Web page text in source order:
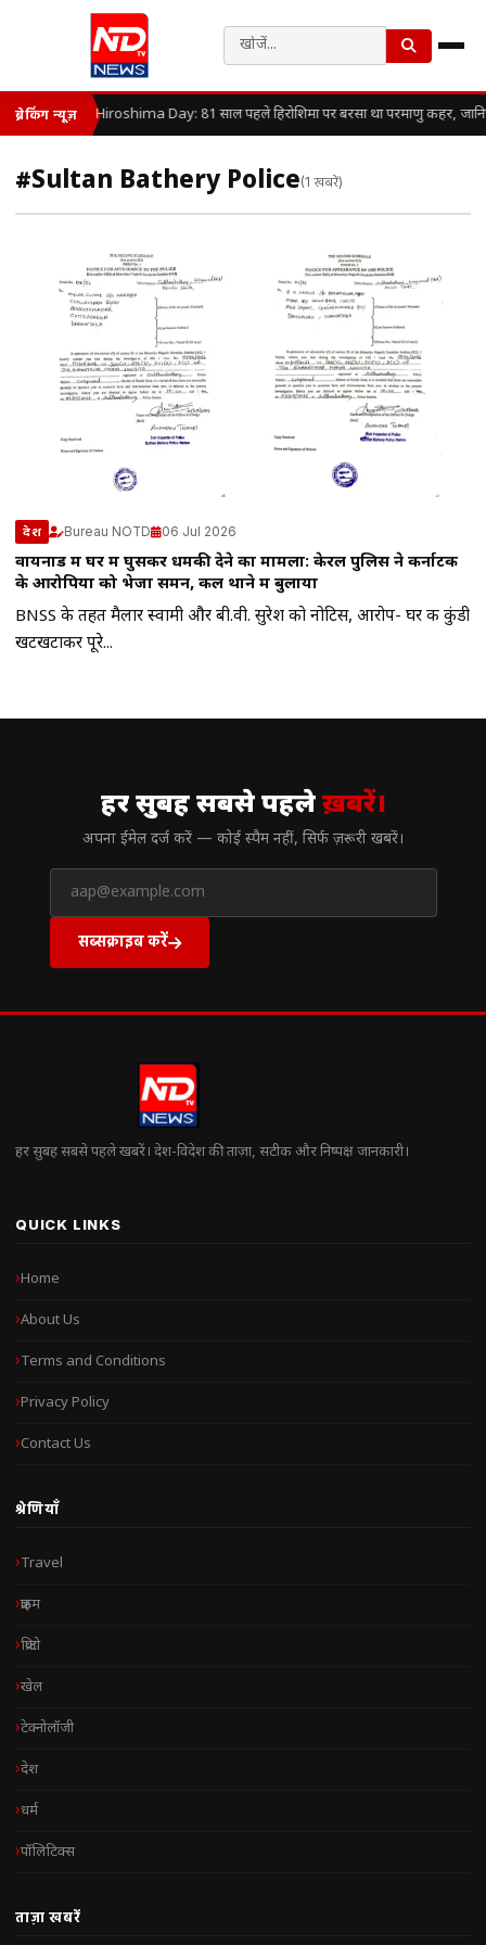
ब्रेकिंग न्यूज़ Hiroshima Day: 81 साल पहले हिरोशिमा पर बरसा था परमाणु कहर,
#Sultan Bathery Police(1 खबरें)
देश Bureau NOTD 06 Jul 2026
वायनाड में घर में घुसकर धमकी देने का मामला: केरल पुलिस ने कर्नाटक
के आरोपियों को भेजा समन, कल थाने में बुलाया
BNSS के तहत मैलार स्वामी और बी.वी. सुरेश को नोटिस, आरोप- घर की कुंडी
खटखटाकर पूरे...
हर सुबह सबसे पहलेख़बरें।
अपना ईमेल दर्ज करें — कोई स्पैम नहीं, सिर्फ ज़रूरी खबरें।
सब्सक्राइब करें
हर सुबह सबसे पहले खबरें। देश-विदेश की ताज़ा, सटीक और निष्पक्ष जानकारी।
QUICK LINKS
Home
About Us
Terms and Conditions
Privacy Policy
Contact Us
श्रेणियाँ
Travel
क्राइम
क्रिप्टो
खेल
टेक्नोलॉजी
देश
धर्म
पॉलिटिक्स
ताज़ा खबरें